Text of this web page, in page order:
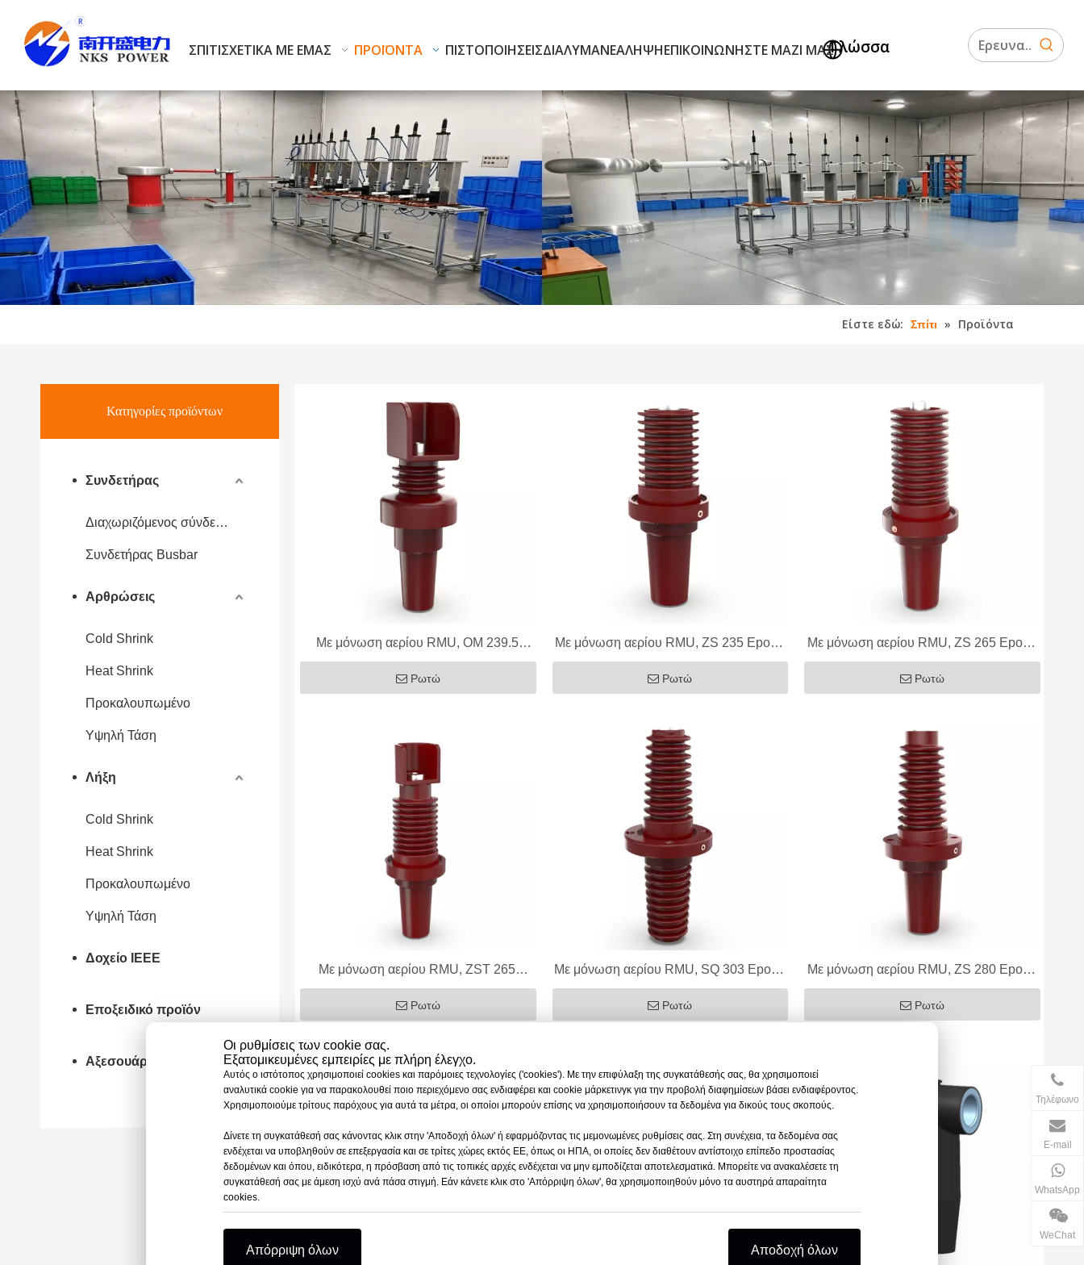
Οι ρυθμίσεις των cookie σας.
Εξατομικευμένες εμπειρίες με πλήρη έλεγχο.
Αυτός ο ιστότοπος χρησιμοποιεί cookies και παρόμοιες τεχνολογίες ('cookies'). Με την επιφύλαξη της συγκατάθεσής σας, θα χρησιμοποιεί
αναλυτικά cookie για να παρακολουθεί ποιο περιεχόμενο σας ενδιαφέρει και cookie μάρκετινγκ για την προβολή διαφημίσεων βάσει ενδιαφέροντος.
Χρησιμοποιούμε τρίτους παρόχους για αυτά τα μέτρα, οι οποίοι μπορούν επίσης να χρησιμοποιήσουν τα δεδομένα για δικούς τους σκοπούς.
Δίνετε τη συγκατάθεσή σας κάνοντας κλικ στην 'Αποδοχή όλων' ή εφαρμόζοντας τις μεμονωμένες ρυθμίσεις σας. Στη συνέχεια, τα δεδομένα σας
ενδέχεται να υποβληθούν σε επεξεργασία και σε τρίτες χώρες εκτός ΕΕ, όπως οι ΗΠΑ, οι οποίες δεν διαθέτουν αντίστοιχο επίπεδο προστασίας
δεδομένων και όπου, ειδικότερα, η πρόσβαση από τις τοπικές αρχές ενδέχεται να μην εμποδίζεται αποτελεσματικά. Μπορείτε να ανακαλέσετε τη
συγκατάθεσή σας με άμεση ισχύ ανά πάσα στιγμή. Εάν κάνετε κλικ στο 'Απόρριψη όλων', θα χρησιμοποιηθούν μόνο τα αυστηρά απαραίτητα
cookies.
Απόρριψη όλων Αποδοχή όλων
ΣΠΊΤΙΣΧΕΤΙΚΆ ΜΕ ΕΜΆΣ ΠΡΟΪΌΝΤΑ ΠΙΣΤΟΠΟΙΉΣΕΙΣΔΙΆΛΥΜΑΝΈΑΛΉΨΗΕΠΙΚΟΙΝΩΝΉΣΤΕ ΜΑΖΊ ΜΑΣΓλώσσα
Είστε εδώ: Σπίτι » Προϊόντα
Κατηγορίες προϊόντων
Συνδετήρας
Διαχωριζόμενος σύνδεσμος
Συνδετήρας Busbar
Αρθρώσεις
Cold Shrink
Heat Shrink
Προκαλουπωμένο
Υψηλή Τάση
Λήξη
Cold Shrink
Heat Shrink
Προκαλουπωμένο
Υψηλή Τάση
Δοχείο IEEE
Εποξειδικό προϊόν
Αξεσουάρ
Με μόνωση αερίου RMU, OM 239.5
Εποξειδικός δακτύλιος, 12kV 630/1250A
Ρωτώ
Με μόνωση αερίου RMU, ZS 235 Epoxy
Bushing, 12kV 630/1250A
Ρωτώ
Με μόνωση αερίου RMU, ZS 265 Epoxy
Bushing, 12kV 630/1250A
Ρωτώ
Με μόνωση αερίου RMU, ZST 265
Epoxy Bushing, 12kV 630/1250A
Ρωτώ
Με μόνωση αερίου RMU, SQ 303 Epoxy
Bushing, 12kV 630/1250A
Ρωτώ
Με μόνωση αερίου RMU, ZS 280 Epoxy
Bushing, 12kV 630/1250A
Ρωτώ
Τηλέφωνο
E-mail
WhatsApp
WeChat